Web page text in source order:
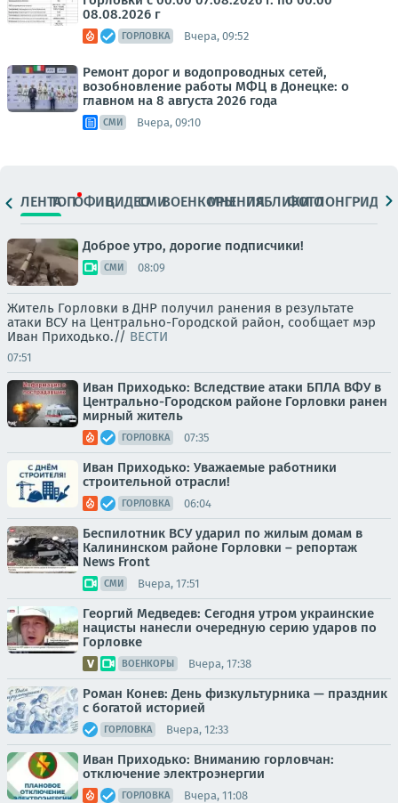
08.08.2026 г
ГОРЛОВКА Вчера, 09:52
Ремонт дорог и водопроводных сетей,
возобновление работы МФЦ в Донецке: о
главном на 8 августа 2026 года
СМИ Вчера, 09:10
ЛЕНТАТОПОФИЦ.ВИДЕОСМИВОЕНКОРЫМНЕНИЯПАБЛИКИ
ФОТОЛОНГРИДЫ
Доброе утро, дорогие подписчики!
СМИ 08:09
Житель Горловки в ДНР получил ранения в результате
атаки ВСУ на Центрально-Городской район, сообщает мэр
Иван Приходько.// ВЕСТИ
07:51
Иван Приходько: Вследствие атаки БПЛА ВФУ в
Центрально-Городском районе Горловки ранен
мирный житель
ГОРЛОВКА 07:35
Иван Приходько: Уважаемые работники
строительной отрасли!
ГОРЛОВКА 06:04
Беспилотник ВСУ ударил по жилым домам в
Калининском районе Горловки – репортаж
News Front
СМИ Вчера, 17:51
Георгий Медведев: Сегодня утром украинские
нацисты нанесли очередную серию ударов по
Горловке
ВОЕНКОРЫ Вчера, 17:38
Роман Конев: День физкультурника — праздник
с богатой историей
ГОРЛОВКА Вчера, 12:33
Иван Приходько: Вниманию горловчан:
отключение электроэнергии
ГОРЛОВКА Вчера, 11:08